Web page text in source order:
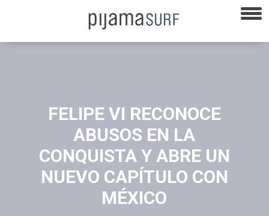
FELIPE VI RECONOCE
ABUSOS EN LA
CONQUISTA Y ABRE UN
NUEVO CAPÍTULO CON
MÉXICO